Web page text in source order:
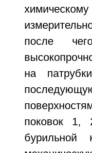
после
на
поковок 1,
бурильной